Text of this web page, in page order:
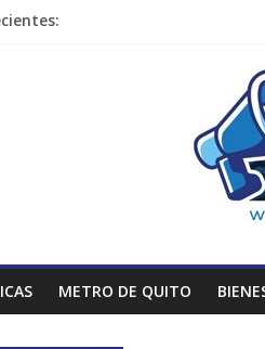
METRO DE QUITO